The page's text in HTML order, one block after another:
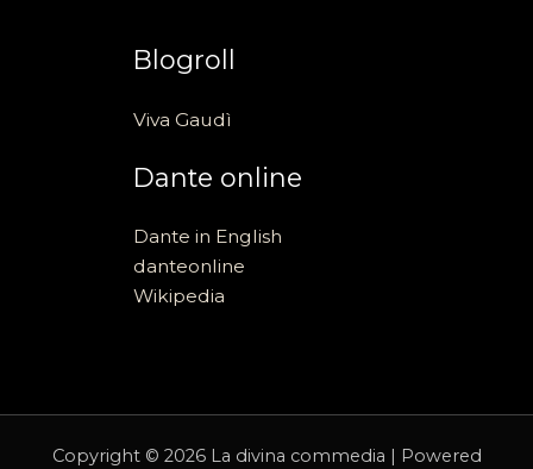
Blogroll
Viva Gaudì
Dante online
Dante in English
danteonline
Wikipedia
Copyright © 2026 La divina commedia | Powered